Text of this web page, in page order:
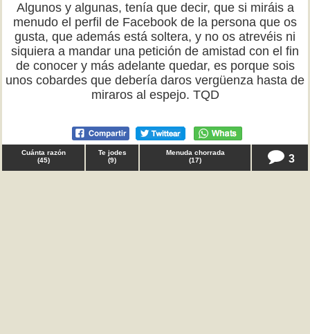
Algunos y algunas, tenía que decir, que si miráis a
menudo el perfil de Facebook de la persona que os
gusta, que además está soltera, y no os atrevéis ni
siquiera a mandar una petición de amistad con el fin
de conocer y más adelante quedar, es porque sois
unos cobardes que debería daros vergüenza hasta de
miraros al espejo. TQD
Cuánta razón
(45)
Te jodes
(9)
Menuda chorrada
(17) 3